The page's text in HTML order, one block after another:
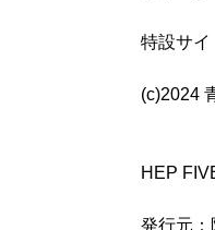
特設サイ
(c)2024
HEP
発行元：